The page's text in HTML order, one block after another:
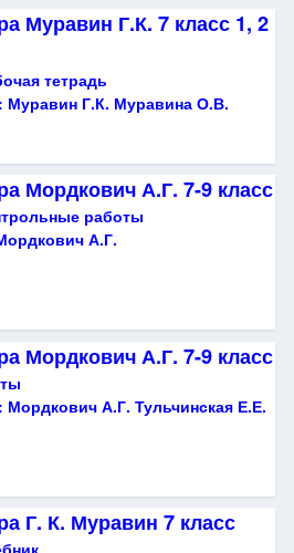
Муравин Г.К. 7 класс 1, 2
тетрадь
Муравин Г.К. Муравина О.В.
Мордкович А.Г. 7-9 класс
работы
А.Г.
Мордкович А.Г. 7-9 класс
Мордкович А.Г. Тульчинская Е.Е.
Г. К. Муравин 7 класс